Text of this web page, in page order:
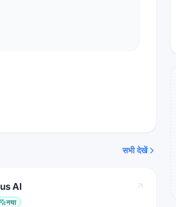
सभी देखें
AI
नया